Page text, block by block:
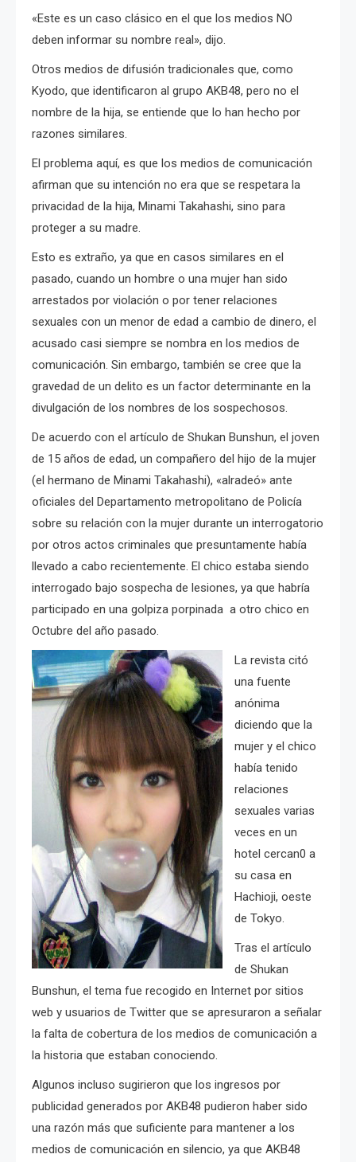
«Este es un caso clásico en el que los medios NO
deben informar su nombre real», dijo.
Otros medios de difusión tradicionales que, como
Kyodo, que identificaron al grupo AKB48, pero no el
nombre de la hija, se entiende que lo han hecho por
razones similares.
El problema aquí, es que los medios de comunicación
afirman que su intención no era que se respetara la
privacidad de la hija, Minami Takahashi, sino para
proteger a su madre.
Esto es extraño, ya que en casos similares en el
pasado, cuando un hombre o una mujer han sido
arrestados por violación o por tener relaciones
sexuales con un menor de edad a cambio de dinero, el
acusado casi siempre se nombra en los medios de
comunicación. Sin embargo, también se cree que la
gravedad de un delito es un factor determinante en la
divulgación de los nombres de los sospechosos.
De acuerdo con el artículo de Shukan Bunshun, el joven
de 15 años de edad, un compañero del hijo de la mujer
(el hermano de Minami Takahashi), «alradeó» ante
oficiales del Departamento metropolitano de Policía
sobre su relación con la mujer durante un interrogatorio
por otros actos criminales que presuntamente había
llevado a cabo recientemente. El chico estaba siendo
interrogado bajo sospecha de lesiones, ya que habría
participado en una golpiza porpinada a otro chico en
Octubre del año pasado.
La revista citó
una fuente
anónima
diciendo que la
mujer y el chico
había tenido
relaciones
sexuales varias
veces en un
hotel cercan0 a
su casa en
Hachioji, oeste
de Tokyo.
Tras el artículo
de Shukan
Bunshun, el tema fue recogido en Internet por sitios
web y usuarios de Twitter que se apresuraron a señalar
la falta de cobertura de los medios de comunicación a
la historia que estaban conociendo.
Algunos incluso sugirieron que los ingresos por
publicidad generados por AKB48 pudieron haber sido
una razón más que suficiente para mantener a los
medios de comunicación en silencio, ya que AKB48